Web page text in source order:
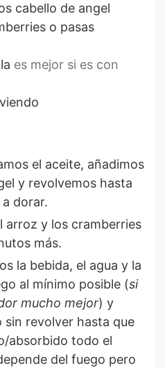
cabello de angel
o pasas
es mejor si es con
y revolvemos hasta
dorar.
más.
al mínimo posible (si
mucho mejor) y
sin revolver hasta que
absorbido todo el
del fuego pero